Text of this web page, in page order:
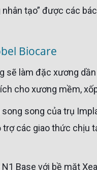
tạo” được các
Biocare
cho xương mềm,
song song của trụ
trợ các giao thức